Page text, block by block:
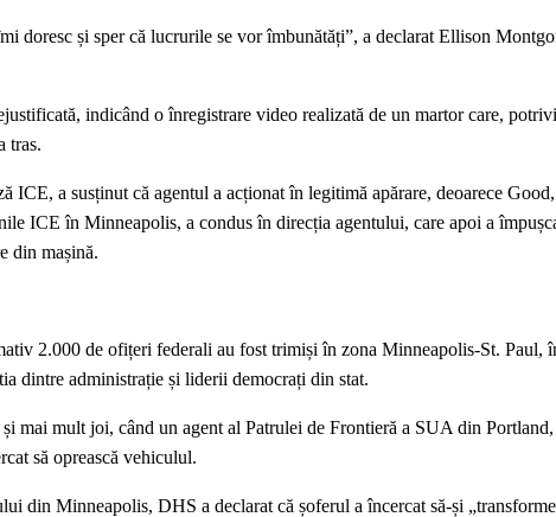
doresc și sper că lucrurile se vor îmbunătăți”, a declarat Ellison
indicând o înregistrare video realizată de un martor care,
tras.
ICE, a susținut că agentul a acționat în legitimă apărare, deoarece
ICE în Minneapolis, a condus în direcția agentului, care apoi a
din mașină.
2.000 de ofițeri federali au fost trimiși în zona Minneapolis-St. Paul,
dintre administrație și liderii democrați din stat.
mai mult joi, când un agent al Patrulei de Frontieră a SUA din
să oprească vehiculul.
din Minneapolis, DHS a declarat că șoferul a încercat să-și